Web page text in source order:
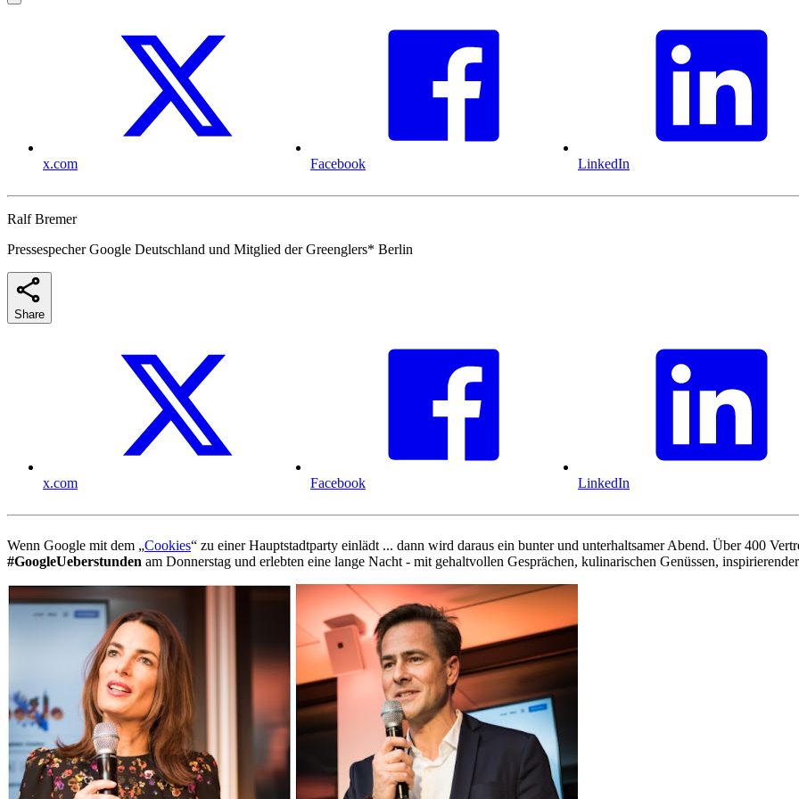
x.com Facebook LinkedIn
Ralf Bremer
Pressespecher Google Deutschland und Mitglied der Greenglers* Berlin
Share
x.com Facebook LinkedIn
Wenn Google mit dem „Cookies“ zu einer Hauptstadtparty einlädt ... dann wird daraus ein bunter und unterhaltsamer Abend. Über 400
#GoogleUeberstunden am Donnerstag und erlebten eine lange Nacht - mit gehaltvollen Gesprächen, kulinarischen Genüssen,